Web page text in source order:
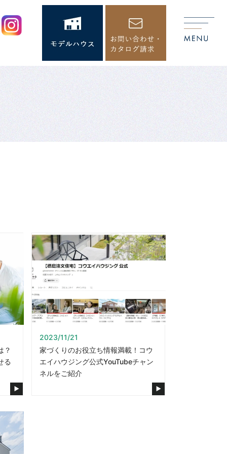
？
る
2023/11/21
家づくりのお役立ち情報満載！コウ
エイハウジング公式YouTubeチャン
ネルをご紹介